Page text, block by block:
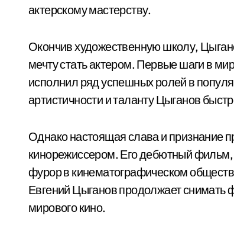
актерскому мастерству.
Окончив художественную школу,
мечту стать актером. Первые шаги в
исполнил ряд успешных ролей в
артистичности и таланту Цыганов
Однако настоящая слава и признание
кинорежиссером. Его дебютный
фурор в кинематографическом
Евгений Цыганов продолжает снимать
мирового кино.